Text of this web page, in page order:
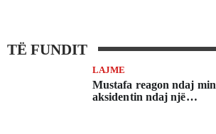
TË FUNDIT
LAJME
Mustafa reagon ndaj
aksidentin ndaj një…